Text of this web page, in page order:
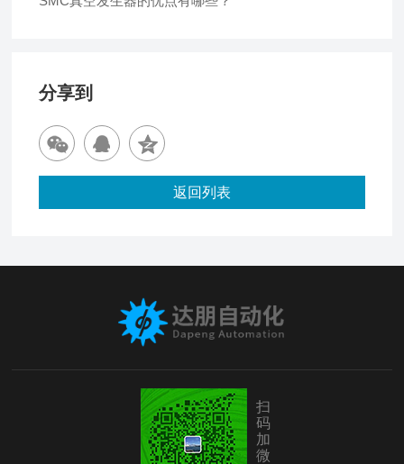
分享到
返回列表
扫
码
加
微